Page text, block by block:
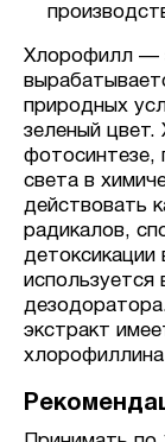
Хлорофилл —
природных
зеленый
фотосинтезе,
света в
действовать
радикалов,
детоксикации
используется
экстракт